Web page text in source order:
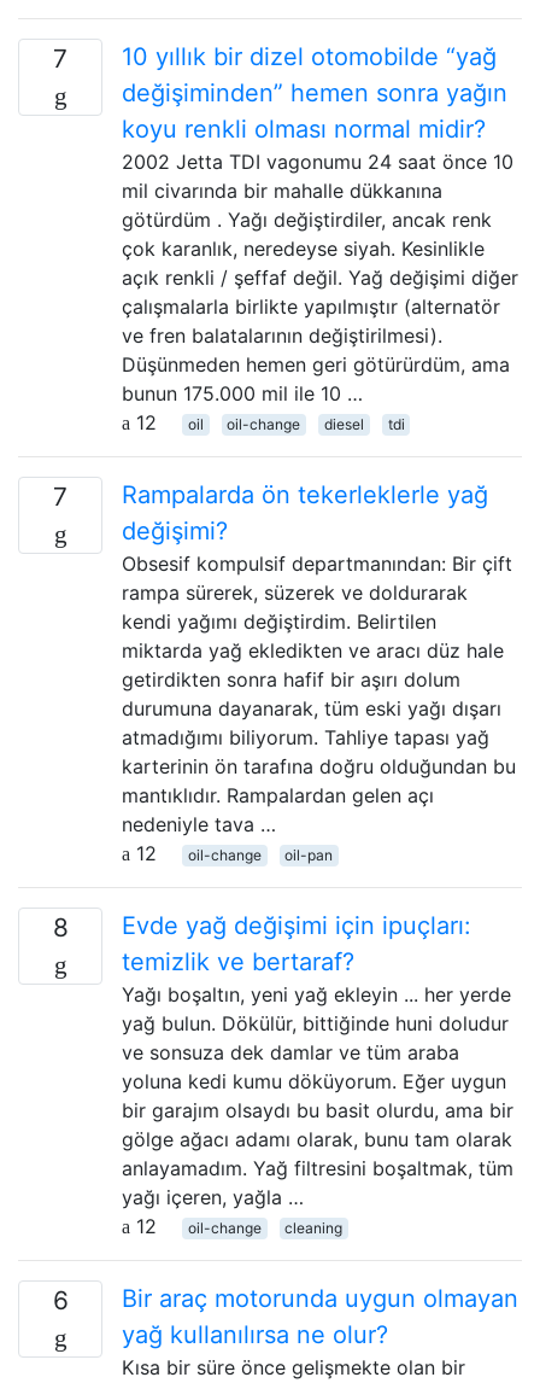
7
10 yıllık bir dizel otomobilde “yağ
değişiminden” hemen sonra yağın
koyu renkli olması normal midir?
2002 Jetta TDI vagonumu 24 saat önce 10
mil civarında bir mahalle dükkanına
götürdüm . Yağı değiştirdiler, ancak renk
çok karanlık, neredeyse siyah. Kesinlikle
açık renkli / şeffaf değil. Yağ değişimi diğer
çalışmalarla birlikte yapılmıştır (alternatör
ve fren balatalarının değiştirilmesi).
Düşünmeden hemen geri götürürdüm, ama
bunun 175.000 mil ile 10 …
12
oil oil-change diesel tdi
7
Rampalarda ön tekerleklerle yağ
değişimi?
Obsesif kompulsif departmanından: Bir çift
rampa sürerek, süzerek ve doldurarak
kendi yağımı değiştirdim. Belirtilen
miktarda yağ ekledikten ve aracı düz hale
getirdikten sonra hafif bir aşırı dolum
durumuna dayanarak, tüm eski yağı dışarı
atmadığımı biliyorum. Tahliye tapası yağ
karterinin ön tarafına doğru olduğundan bu
mantıklıdır. Rampalardan gelen açı
nedeniyle tava …
12
oil-change oil-pan
8
Evde yağ değişimi için ipuçları:
temizlik ve bertaraf?
Yağı boşaltın, yeni yağ ekleyin ... her yerde
yağ bulun. Dökülür, bittiğinde huni doludur
ve sonsuza dek damlar ve tüm araba
yoluna kedi kumu döküyorum. Eğer uygun
bir garajım olsaydı bu basit olurdu, ama bir
gölge ağacı adamı olarak, bunu tam olarak
anlayamadım. Yağ filtresini boşaltmak, tüm
yağı içeren, yağla …
12
oil-change cleaning
6
Bir araç motorunda uygun olmayan
yağ kullanılırsa ne olur?
Kısa bir süre önce gelişmekte olan bir